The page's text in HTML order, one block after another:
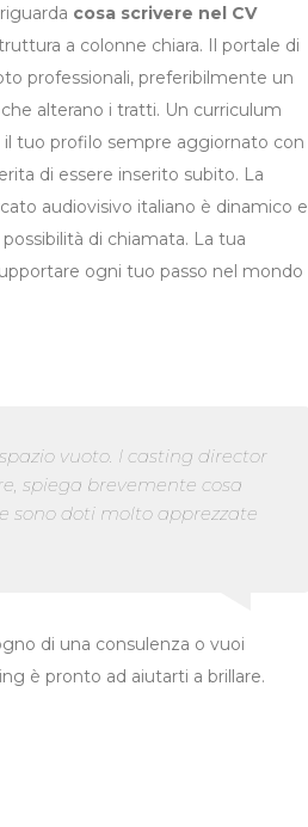
cosa scrivere nel CV
a colonne chiara. Il portale di
professionali, preferibilmente un
alterano i tratti. Un curriculum
il tuo profilo sempre aggiornato con
di essere inserito subito. La
audiovisivo italiano è dinamico e
di chiamata. La tua
ogni tuo passo nel mondo
vuoto. I casting director
spiega brevemente cosa
sono doti molto apprezzate
di una consulenza o vuoi
è pronto ad aiutarti a brillare.